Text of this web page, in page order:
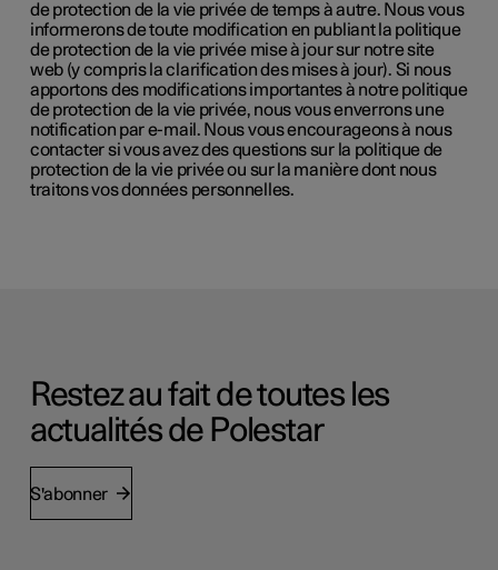
de protection de la vie privée de temps à autre. Nous vous
informerons de toute modification en publiant la politique
de protection de la vie privée mise à jour sur notre site
web (y compris la clarification des mises à jour). Si nous
apportons des modifications importantes à notre politique
de protection de la vie privée, nous vous enverrons une
notification par e-mail. Nous vous encourageons à nous
contacter si vous avez des questions sur la politique de
protection de la vie privée ou sur la manière dont nous
traitons vos données personnelles.
Restez au fait de toutes les
actualités de Polestar
S'abonner